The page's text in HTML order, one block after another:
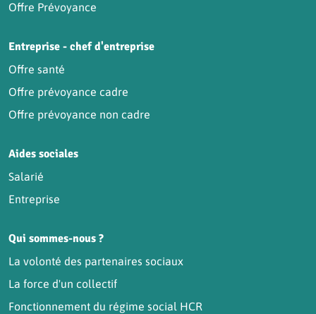
Offre Prévoyance
Entreprise - chef d'entreprise
Offre santé
Offre prévoyance cadre
Offre prévoyance non cadre
Aides sociales
Salarié
Entreprise
Qui sommes-nous ?
La volonté des partenaires sociaux
La force d'un collectif
Fonctionnement du régime social HCR